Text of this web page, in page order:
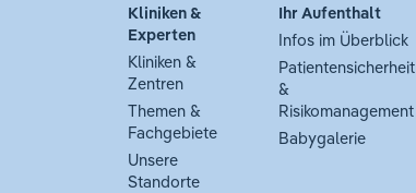
Kliniken &
Experten
Kliniken &
Zentren
Themen &
Fachgebiete
Unsere
Standorte
Ihr Aufenthalt
Infos im Überblick
Patientensicherheit
&
Risikomanagement
Babygalerie